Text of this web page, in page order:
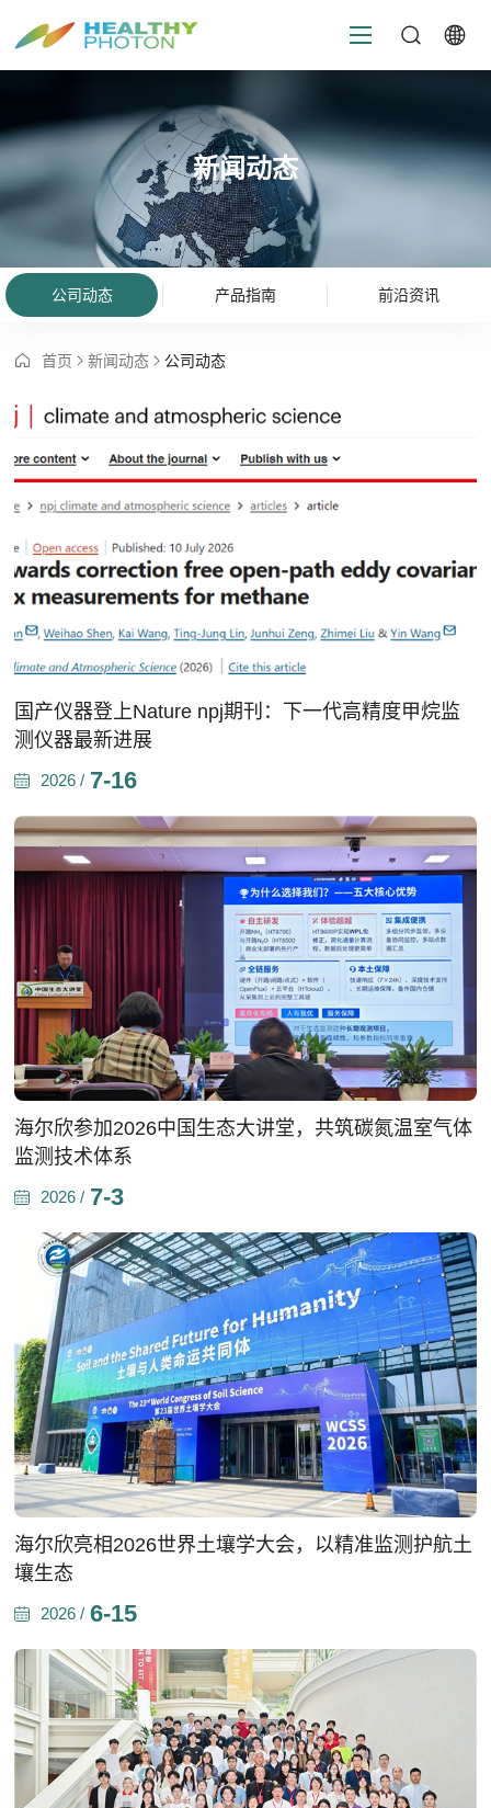
新闻动态
公司动态 产品指南 前沿资讯
首页 新闻动态 公司动态
国产仪器登上Nature npj期刊：下一代高精度甲烷监
测仪器最新进展
2026 / 7-16
海尔欣参加2026中国生态大讲堂，共筑碳氮温室气体
监测技术体系
2026 / 7-3
海尔欣亮相2026世界土壤学大会，以精准监测护航土
壤生态
2026 / 6-15